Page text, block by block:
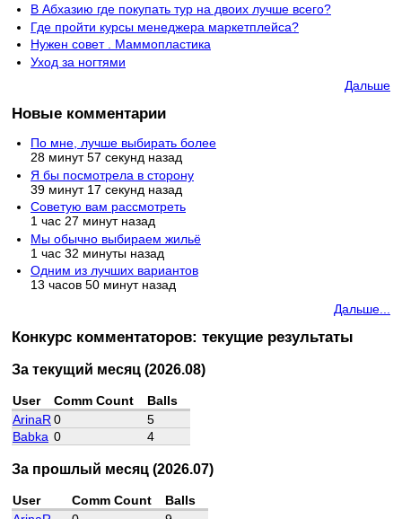
В Абхазию где покупать тур на двоих лучше всего?
Где пройти курсы менеджера маркетплейса?
Нужен совет . Маммопластика
Уход за ногтями
Дальше
Новые комментарии
По мне, лучше выбирать более
28 минут 57 секунд назад
Я бы посмотрела в сторону
39 минут 17 секунд назад
Советую вам рассмотреть
1 час 27 минут назад
Мы обычно выбираем жильё
1 час 32 минуты назад
Одним из лучших вариантов
13 часов 50 минут назад
Дальше...
Конкурс комментаторов: текущие результаты
За текущий месяц (2026.08)
User Comm Count
Balls
ArinaR0
5
Babka 0 4
За прошлый месяц (2026.07)
User Comm Count
Balls